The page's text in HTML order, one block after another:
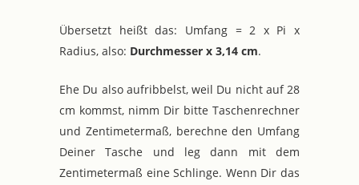
Übersetzt heißt das: Umfang = 2 x Pi x
Radius, also: Durchmesser x 3,14 cm.
Ehe Du also aufribbelst, weil Du nicht auf 28
cm kommst, nimm Dir bitte Taschenrechner
und Zentimetermaß, berechne den Umfang
Deiner Tasche und leg dann mit dem
Zentimetermaß eine Schlinge. Wenn Dir das